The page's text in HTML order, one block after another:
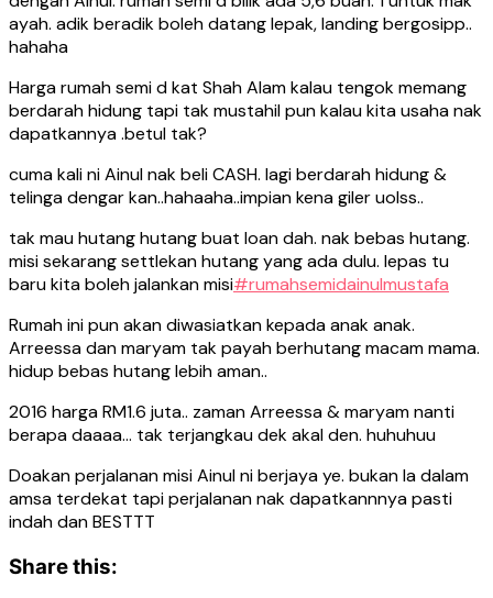
ayah. adik beradik boleh datang lepak, landing bergosipp..
hahaha
Harga rumah semi d kat Shah Alam kalau tengok memang
berdarah hidung tapi tak mustahil pun kalau kita usaha nak
dapatkannya .betul tak?
cuma kali ni Ainul nak beli CASH. lagi berdarah hidung &
telinga dengar kan..hahaaha..impian kena giler uolss..
tak mau hutang hutang buat loan dah. nak bebas hutang.
misi sekarang settlekan hutang yang ada dulu. lepas tu
baru kita boleh jalankan misi#rumahsemidainulmustafa
Rumah ini pun akan diwasiatkan kepada anak anak.
Arreessa dan maryam tak payah berhutang macam mama.
hidup bebas hutang lebih aman..
2016 harga RM1.6 juta.. zaman Arreessa & maryam nanti
berapa daaaa… tak terjangkau dek akal den. huhuhuu
Doakan perjalanan misi Ainul ni berjaya ye. bukan la dalam
amsa terdekat tapi perjalanan nak dapatkannnya pasti
indah dan BESTTT
Share this: